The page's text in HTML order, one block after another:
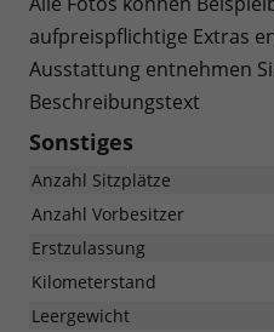
aufpreispflichtige Extras
Ausstattung entnehmen
Beschreibungstext
Sonstiges
Anzahl Sitzplätze
Anzahl Vorbesitzer
Erstzulassung
Kilometerstand
Leergewicht